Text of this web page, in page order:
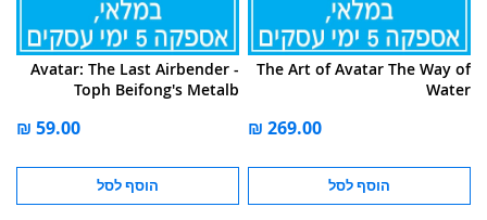
The Art of Avatar The Way of
Water
הוסף לסל
Avatar: The Last Airbender -
Toph Beifong's Metalb
הוסף לסל